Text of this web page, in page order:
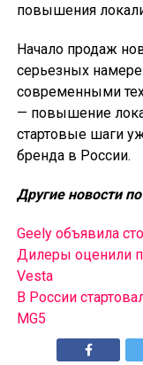
повышения
Начало продаж
серьезных
современными
— повышение
стартовые шаги
бренда в России.
Другие новости
Geely объявила
Дилеры оценили
Vesta
В России
MG5